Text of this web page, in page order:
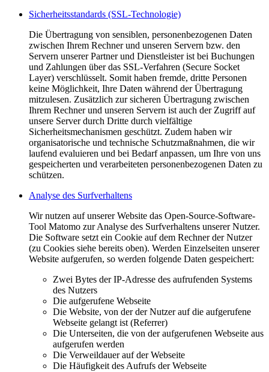
Sicherheitsstandards (SSL-Technologie)
Die Übertragung von sensiblen, personenbezogenen Daten
zwischen Ihrem Rechner und unseren Servern bzw. den
Servern unserer Partner und Dienstleister ist bei Buchungen
und Zahlungen über das SSL-Verfahren (Secure Socket
Layer) verschlüsselt. Somit haben fremde, dritte Personen
keine Möglichkeit, Ihre Daten während der Übertragung
mitzulesen. Zusätzlich zur sicheren Übertragung zwischen
Ihrem Rechner und unseren Servern ist auch der Zugriff auf
unsere Server durch Dritte durch vielfältige
Sicherheitsmechanismen geschützt. Zudem haben wir
organisatorische und technische Schutzmaßnahmen, die wir
laufend evaluieren und bei Bedarf anpassen, um Ihre von uns
gespeicherten und verarbeiteten personenbezogenen Daten zu
schützen.
Analyse des Surfverhaltens
Wir nutzen auf unserer Website das Open-Source-Software-
Tool Matomo zur Analyse des Surfverhaltens unserer Nutzer.
Die Software setzt ein Cookie auf dem Rechner der Nutzer
(zu Cookies siehe bereits oben). Werden Einzelseiten unserer
Website aufgerufen, so werden folgende Daten gespeichert:
Zwei Bytes der IP-Adresse des aufrufenden Systems
des Nutzers
Die aufgerufene Webseite
Die Website, von der der Nutzer auf die aufgerufene
Webseite gelangt ist (Referrer)
Die Unterseiten, die von der aufgerufenen Webseite aus
aufgerufen werden
Die Verweildauer auf der Webseite
Die Häufigkeit des Aufrufs der Webseite